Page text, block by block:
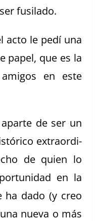
fusilado.
acto le pedí una
papel, que es la
en este
de ser un
extra­or­di­
de quien lo
en la
ha dado (y creo
nue­va o más